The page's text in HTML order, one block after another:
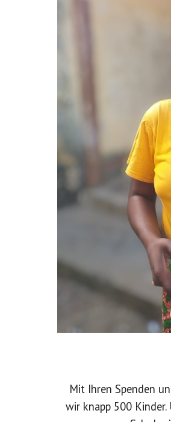
Mit Ihren Spenden
wir knapp 500